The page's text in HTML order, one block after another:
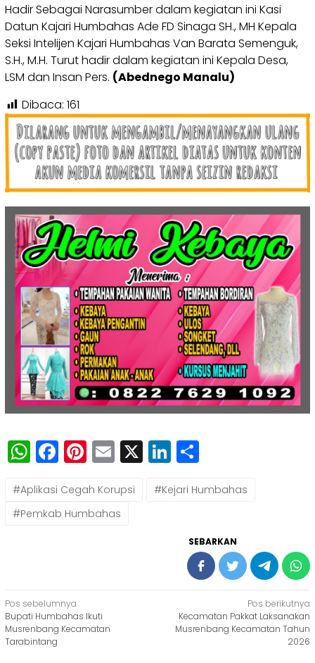
Hadir Sebagai Narasumber dalam kegiatan ini Kasi
Datun Kajari Humbahas Ade FD Sinaga SH., MH Kepala
Seksi Intelijen Kajari Humbahas Van Barata Semenguk,
S.H., M.H. Turut hadir dalam kegiatan ini Kepala Desa,
LSM dan Insan Pers. (Abednego Manalu)
Dibaca: 161
WhatsApp
Facebook
Pinterest
Email
X LinkedIn
#Aplikasi Cegah Korupsi
#Kejari Humbahas
#Pemkab Humbahas
SEBARKAN
Navigasi
pos
Pos sebelumnya
Bupati Humbahas Ikuti
Musrenbang Kecamatan
Tarabintang
Pos berikutnya
Kecamatan Pakkat Laksanakan
Musrenbang Kecamatan Tahun
2026